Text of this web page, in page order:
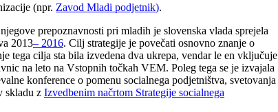
(npr. Zavod Mladi podjetnik).
prepoznavnosti pri mladih je slovenska vlada sprejela
2013– 2016. Cilj strategije je povečati osnovno znanje o
tega cilja sta bila izvedena dva ukrepa, vendar le en vključuje
na leto na Vstopnih točkah VEM. Poleg tega se je izvajala
konference o pomenu socialnega podjetništva, svetovanja
skladu z Izvedbenim načrtom Strategije socialnega